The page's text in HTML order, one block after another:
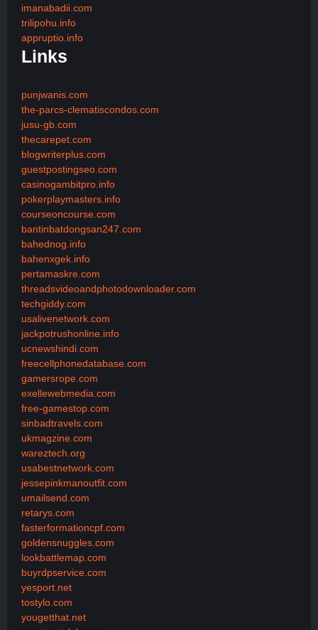
imanabadii.com
trilipohu.info
appruptio.info
Links
punjwanis.com
the-parcs-clematiscondos.com
jusu-gb.com
thecarepet.com
blogwriterplus.com
guestpostingseo.com
casinogambitpro.info
pokerplaymasters.info
courseoncourse.com
bantinbatdongsan247.com
bahednog.info
bahenxgek.info
pertamaskre.com
threadsvideoandphotodownloader.com
techgiddy.com
usalivenetwork.com
jackpotrushonline.info
ucnewshindi.com
freecellphonedatabase.com
gamersrope.com
exellewebmedia.com
free-gamestop.com
sinbadtravels.com
ukmagzine.com
wareztech.org
usabestnetwork.com
jessepinkmanoutfit.com
umailsend.com
retarys.com
fasterformationcpf.com
goldensnuggles.com
lookbattlemap.com
buyrdpservice.com
yesport.net
tostylo.com
yougetthat.net